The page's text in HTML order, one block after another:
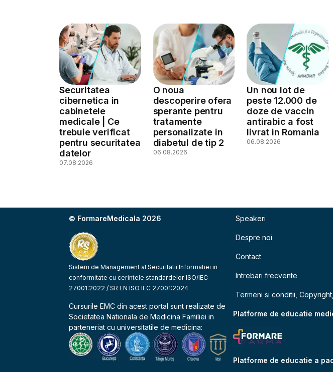
Securitatea
cibernetica in
cabinetele
medicale | Ce
trebuie verificat
pentru securitatea
datelor
07.08.2026
O noua
descoperire ofera
sperante pentru
tratamente
personalizate in
diabetul de tip 2
06.08.2026
Un nou lot de
peste 12.000 de
doze de vaccin
antirabic a fost
livrat in Romania
06.08.2026
© FormareMedicala 2026
Sistem de Management al Securitatii Informatiei in
conformitate cu cerintele standardelor ISO/IEC
27001:2022 / SR EN ISO IEC 27001:2024
Cursurile EMC din acest portal sunt realizate de
Societatea Nationala de Medicina Familiei in
parteneriat cu universitatile de medicina:
Speakeri
Despre noi
Contact
Intrebari frecvente
Termeni si conditii,
Platforme de educatie
Platforme de educatie a